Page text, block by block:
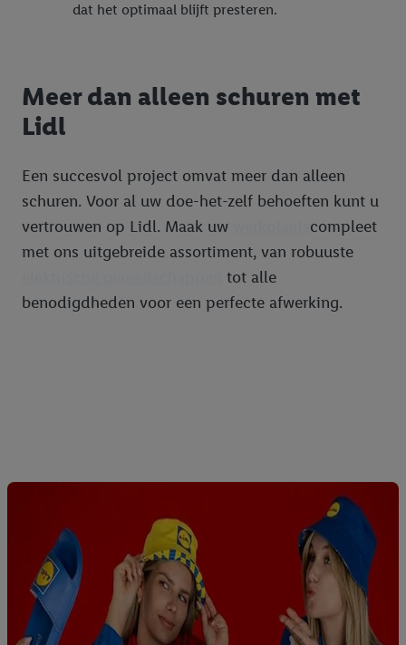
dat het optimaal blijft presteren.
Meer dan alleen schuren met
Lidl
Een succesvol project omvat meer dan alleen
schuren. Voor al uw doe-het-zelf behoeften kunt u
vertrouwen op Lidl. Maak uw
compleet
met ons uitgebreide assortiment, van robuuste
tot alle
benodigdheden voor een perfecte afwerking.